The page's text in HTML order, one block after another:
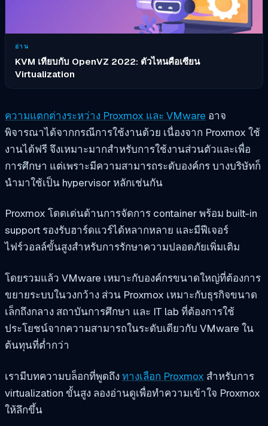
อ่าน
KVM เทียบกับ OpenVZ 2022: ตัวไหนคือเซียน
Virtualization
ความแตกต่างระหว่าง Proxmox และ VMware อาจ
พิจารณาได้จากกรณีการใช้งานด้วย เนื่องจาก Proxmox ใช้
งานได้ฟรี จึงเหมาะมากสำหรับการใช้งานส่วนตัวและเพื่อ
การศึกษา แต่เพราะมีความสามารถระดับองค์กร บางบริษัทก็
นำมาใช้เป็น hypervisor หลักเช่นกัน
Proxmox โดดเด่นด้านการจัดการ container พร้อม built-in
support รองรับฮาร์ดแวร์ได้หลากหลาย และมีฟีเจอร์
ไฟร์วอลล์ขั้นสูงสำหรับการรักษาความปลอดภัยเพิ่มเติม
โดยรวมแล้ว VMware เหมาะกับองค์กรขนาดใหญ่ที่ต้องการ
ขยายระบบในวงกว้าง ส่วน Proxmox เหมาะกับธุรกิจขนาด
เล็กถึงกลาง สถาบันการศึกษา และ IT lab ที่ต้องการใช้
ประโยชน์จากความสามารถในระดับเดียวกับ VMware ใน
ต้นทุนที่ต่ำกว่า
เรามีบทความบล็อกที่พูดถึง ทางเลือก Proxmox สำหรับการ
virtualization ขั้นสูง ลองอ่านดูเพื่อทำความเข้าใจ Proxmox
ให้ลึกขึ้น